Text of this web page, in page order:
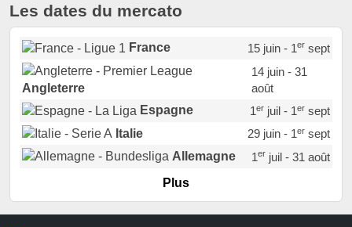
Les dates du mercato
France 15 juin - 1ersept
Angleterre
14 juin - 31
août
Espagne
1erjuil - 1ersept
Italie
29 juin - 1ersept
Allemagne
1erjuil - 31 août
Portugal
Pays-Bas
22 juin - 2 sept
Plus